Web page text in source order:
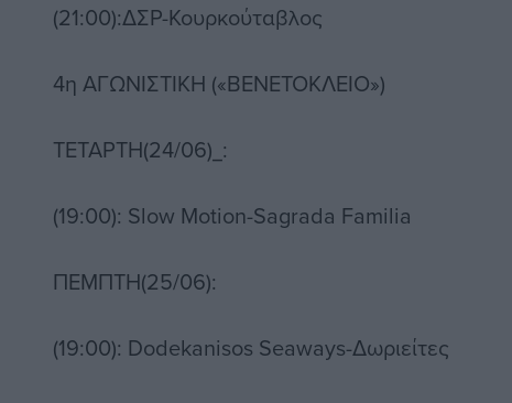
(21:00):ΔΣΡ-Κουρκούταβλος
4η ΑΓΩΝΙΣΤΙΚΗ («ΒΕΝΕΤΟΚΛΕΙΟ»)
ΤΕΤΑΡΤΗ(24/06)_:
(19:00): Slow Motion-Sagrada Familia
ΠΕΜΠΤΗ(25/06):
(19:00): Dodekanisos Seaways-Δωριείτες